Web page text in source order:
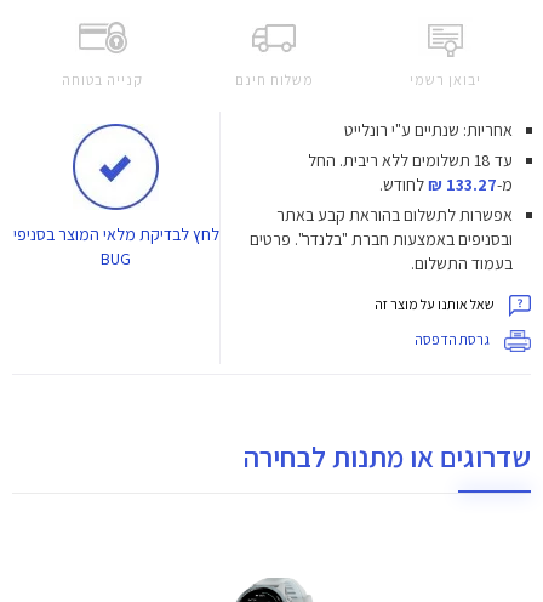
יבואן רשמי משלוח חינם קנייה בטוחה
אחריות: שנתיים ע"י רונלייט
עד 18 תשלומים ללא ריבית.
החל
מ-133.27 ₪
לחודש.
אפשרות לתשלום בהוראת קבע באתר
ובסניפים באמצעות חברת "בלנדר". פרטים
בעמוד התשלום.
שאל אותנו על מוצר זה
גרסת הדפסה
לחץלבדיקת מלאי המוצר בסניפי
BUG
שדרוגים או מתנות לבחירה